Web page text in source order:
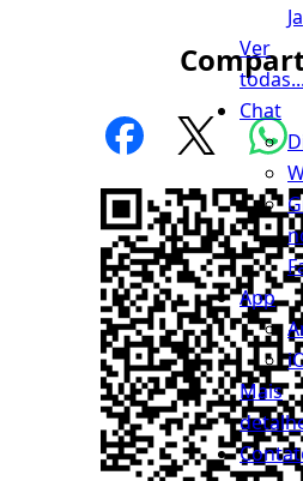
Ver
Chat
App
Mais